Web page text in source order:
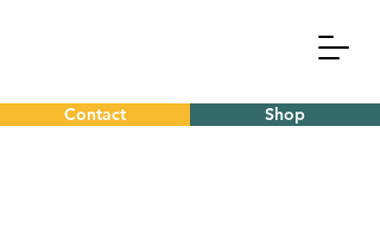
Contact Shop